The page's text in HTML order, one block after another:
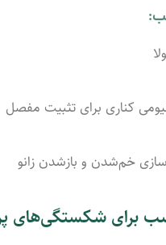
کناری برای تثبیت مفصل
خم‌شدن و بازشدن زانو
برای شکستگی‌های